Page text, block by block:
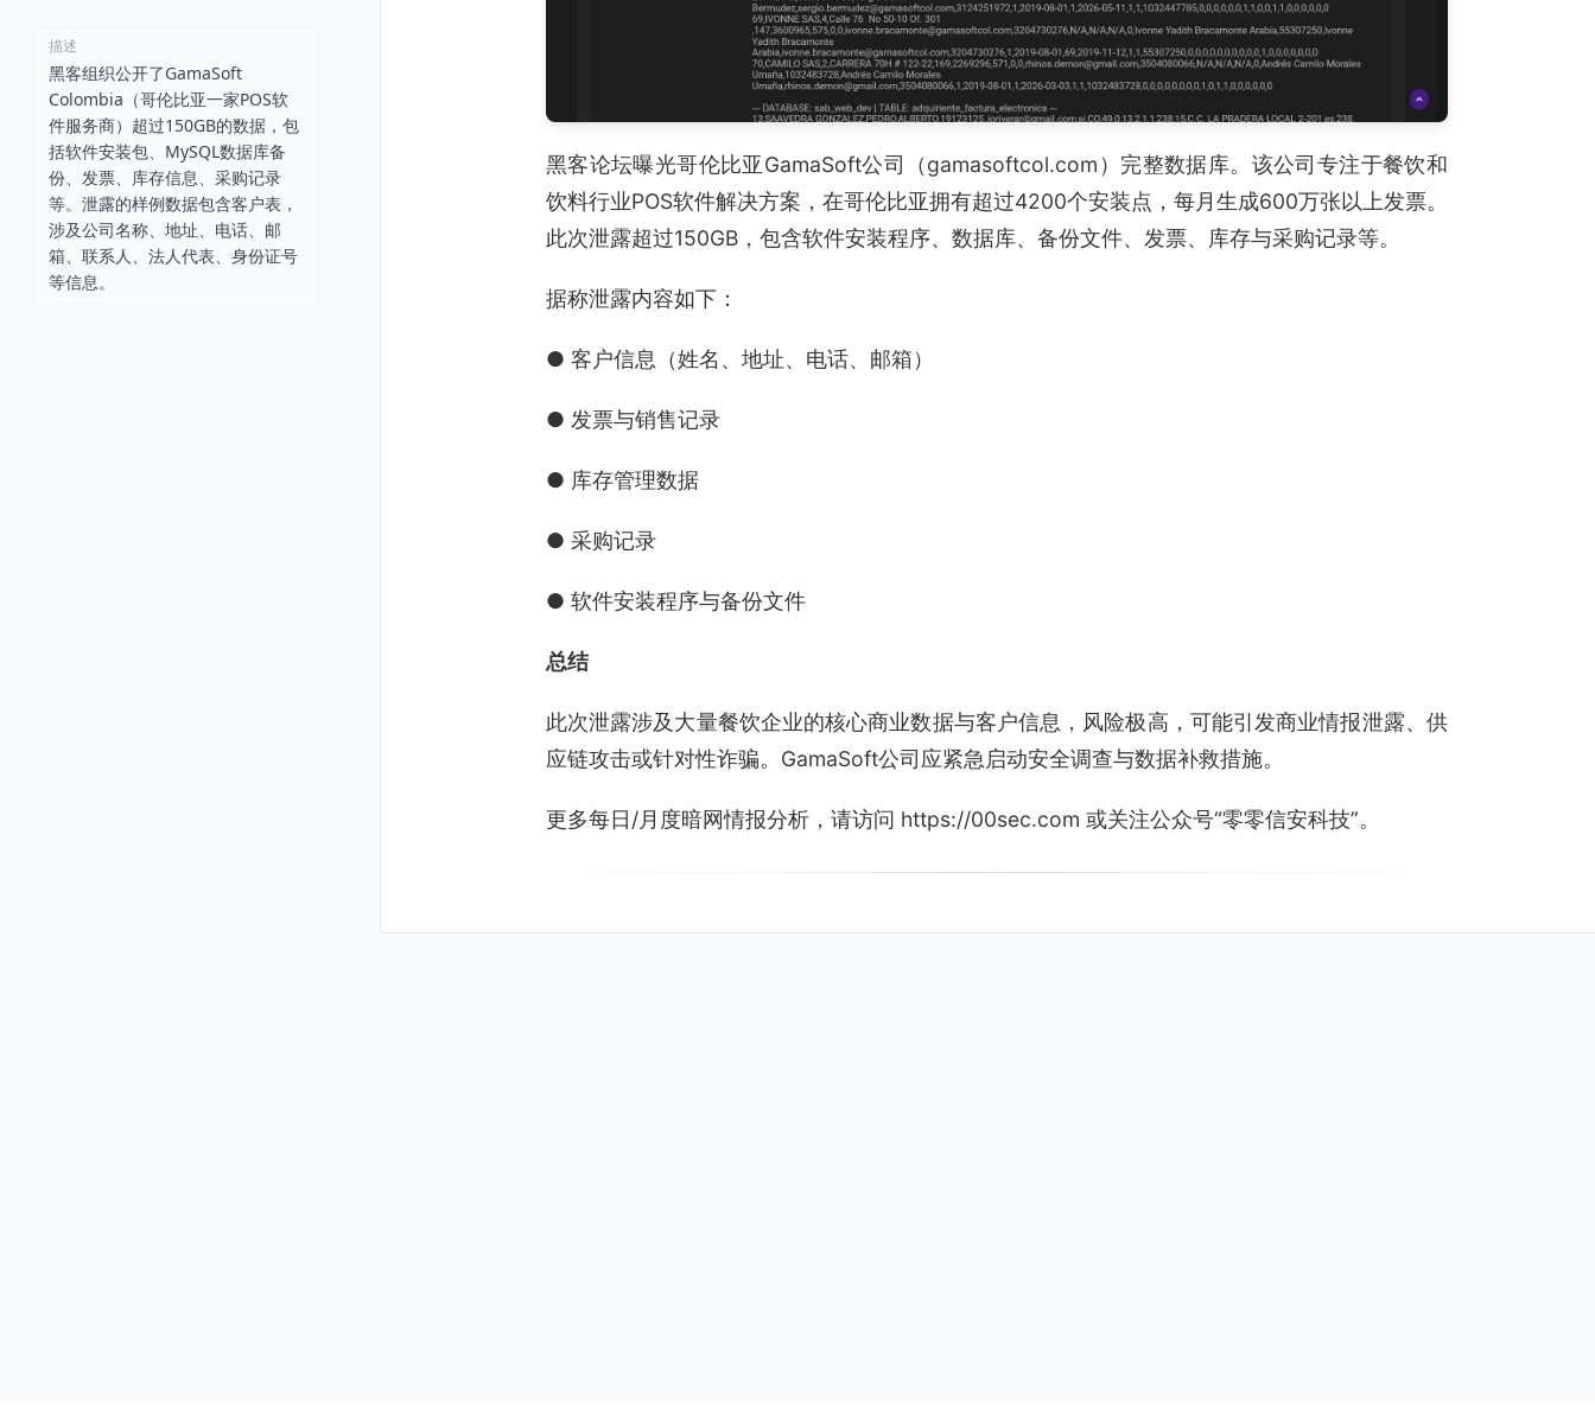
compras@colanta.com
clientes@gmail.com
tovsaing@gmail.com
qyrsenalizacion@gmail.com
tejascastiblancosas@gmail.
com
cdasantaisabel@gmail.com
contabilidad@comercializad
oranksas.com
描述
黑客组织公开了GamaSoft
Colombia（哥伦比亚一家POS软
件服务商）超过150GB的数据，包
括软件安装包、MySQL数据库备
份、发票、库存信息、采购记录
等。泄露的样例数据包含客户表，
涉及公司名称、地址、电话、邮
箱、联系人、法人代表、身份证号
等信息。
黑客论坛曝光哥伦比亚GamaSoft公司（gamasoftcol.com）完整数据库。该公司专注于餐饮和
饮料行业POS软件解决方案，在哥伦比亚拥有超过4200个安装点，每月生成600万张以上发票。
此次泄露超过150GB，包含软件安装程序、数据库、备份文件、发票、库存与采购记录等。
据称泄露内容如下：
● 客户信息（姓名、地址、电话、邮箱）
● 发票与销售记录
● 库存管理数据
● 采购记录
● 软件安装程序与备份文件
总结
此次泄露涉及大量餐饮企业的核心商业数据与客户信息，风险极高，可能引发商业情报泄露、供
应链攻击或针对性诈骗。GamaSoft公司应紧急启动安全调查与数据补救措施。
更多每日/月度暗网情报分析，请访问 https://00sec.com 或关注公众号“零零信安科技”。